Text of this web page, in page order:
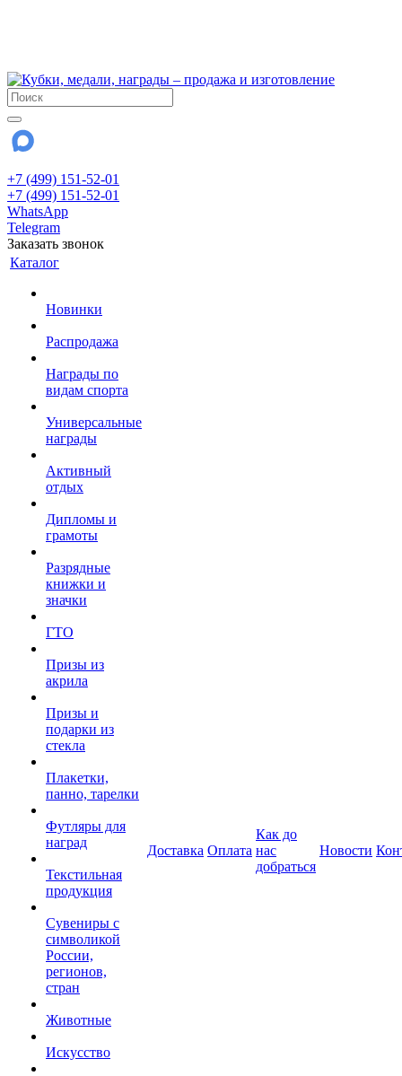
+7 (499) 151-52-01
+7 (499) 151-52-01
WhatsApp
Telegram
Заказать звонок
Каталог
Новинки
Распродажа
Награды по
видам спорта
Универсальные
награды
Активный
отдых
Дипломы и
грамоты
Разрядные
книжки и
значки
ГТО
Призы из
акрила
Призы и
подарки из
стекла
Плакетки,
панно, тарелки
Футляры для
наград
Текстильная
продукция
Сувениры с
символикой
России,
регионов,
стран
Животные
Искусство
Доставка Оплата
Как до
нас
добраться
Новости